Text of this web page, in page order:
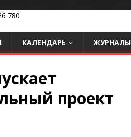
КАЛЕНДАРЬ ЖУРНАЛЫ
проект